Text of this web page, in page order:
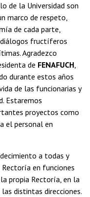
de la Universidad son
marco de respeto,
de cada parte,
fructíferos
Agradezco
de FENAFUCH,
durante estos años
de las funcionarias y
Estaremos
proyectos como
el personal en
a todas y
en funciones
propia Rectoría, en la
distintas direcciones.